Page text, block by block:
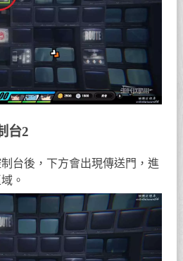
台2
台後，下方會出現傳送門，進
。